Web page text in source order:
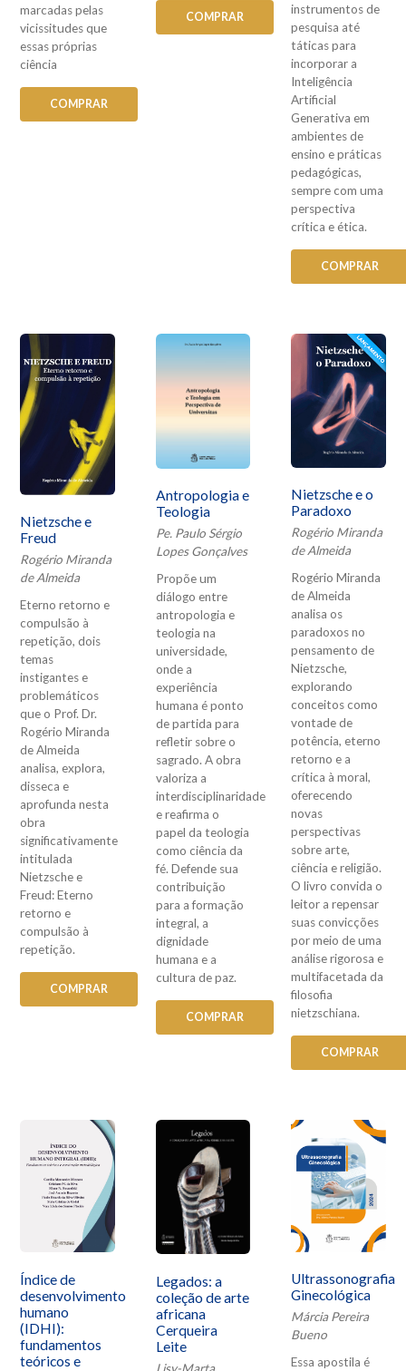
marcadas pelas
vicissitudes que
essas próprias
ciência
COMPRAR
COMPRAR
instrumentos de
pesquisa até
táticas para
incorporar a
Inteligência
Artificial
Generativa em
ambientes de
ensino e práticas
pedagógicas,
sempre com uma
perspectiva
crítica e ética.
COMPRAR
Nietzsche e
Freud
Rogério Miranda
de Almeida
Eterno retorno e
compulsão à
repetição, dois
temas
instigantes e
problemáticos
que o Prof. Dr.
Rogério Miranda
de Almeida
analisa, explora,
disseca e
aprofunda nesta
obra
significativamente
intitulada
Nietzsche e
Freud: Eterno
retorno e
compulsão à
repetição.
COMPRAR
Antropologia e
Teologia
Pe. Paulo Sérgio
Lopes Gonçalves
Propõe um
diálogo entre
antropologia e
teologia na
universidade,
onde a
experiência
humana é ponto
de partida para
refletir sobre o
sagrado. A obra
valoriza a
interdisciplinaridade
e reafirma o
papel da teologia
como ciência da
fé. Defende sua
contribuição
para a formação
integral, a
dignidade
humana e a
cultura de paz.
COMPRAR
Nietzsche e o
Paradoxo
Rogério Miranda
de Almeida
Rogério Miranda
de Almeida
analisa os
paradoxos no
pensamento de
Nietzsche,
explorando
conceitos como
vontade de
potência, eterno
retorno e a
crítica à moral,
oferecendo
novas
perspectivas
sobre arte,
ciência e religião.
O livro convida o
leitor a repensar
suas convicções
por meio de uma
análise rigorosa e
multifacetada da
filosofia
nietzschiana.
COMPRAR
Índice de
desenvolvimento
humano
(IDHI):
fundamentos
teóricos e
Legados: a
coleção de arte
africana
Cerqueira
Leite
Lisy-Marta
Ultrassonografia
Ginecológica
Márcia Pereira
Bueno
Essa apostila é